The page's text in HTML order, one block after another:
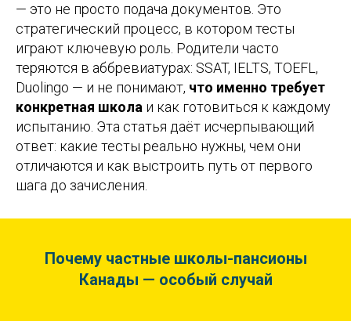
— это не просто подача документов. Это
стратегический процесс, в котором тесты
играют ключевую роль. Родители часто
теряются в аббревиатурах: SSAT, IELTS, TOEFL,
Duolingo — и не понимают, что именно требует
конкретная школа и как готовиться к каждому
испытанию. Эта статья даёт исчерпывающий
ответ: какие тесты реально нужны, чем они
отличаются и как выстроить путь от первого
шага до зачисления.
Почему частные школы-пансионы
Канады — особый случай